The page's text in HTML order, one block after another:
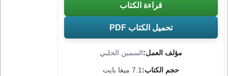
مؤلف العمل:السمين الحلبي
حجم الكتاب: 7.1 ميغا بايت
قراءة الكتاب
تحميل الكتاب PDF